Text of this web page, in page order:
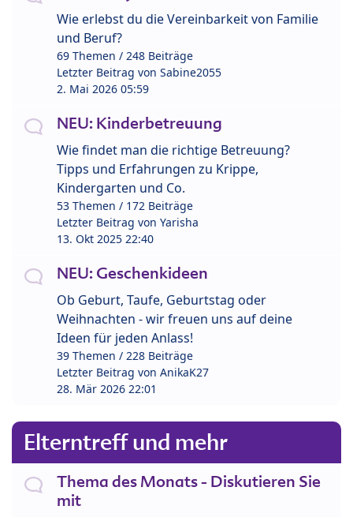
Wie erlebst du die Vereinbarkeit von Familie
und Beruf?
69 Themen / 248 Beiträge
Letzter Beitrag von Sabine2055
2. Mai 2026 05:59
NEU: Kinderbetreuung
Wie findet man die richtige Betreuung?
Tipps und Erfahrungen zu Krippe,
Kindergarten und Co.
53 Themen / 172 Beiträge
Letzter Beitrag von Yarisha
13. Okt 2025 22:40
NEU: Geschenkideen
Ob Geburt, Taufe, Geburtstag oder
Weihnachten - wir freuen uns auf deine
Ideen für jeden Anlass!
39 Themen / 228 Beiträge
Letzter Beitrag von AnikaK27
28. Mär 2026 22:01
Elterntreff und mehr
Thema des Monats - Diskutieren Sie
mit